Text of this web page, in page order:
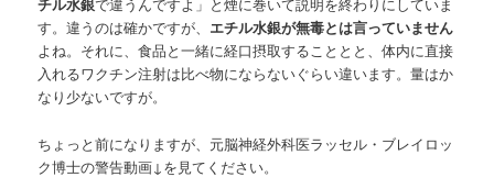
チル水銀で違うんですよ」と煙に巻いて説明を終わりにしていま
す。違うのは確かですが、 エチル水銀が無毒とは言っていません
よね。それに、食品と一緒に経口摂取することとと、体内に直接
入れるワクチン注射は比べ物にならないぐらい違います。量はか
なり少ないですが。
ちょっと前になりますが、元脳神経外科医ラッセル・ブレイロッ
ク博士の警告動画↓を見てください。